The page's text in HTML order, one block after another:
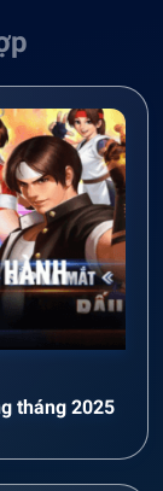
tháng 2025